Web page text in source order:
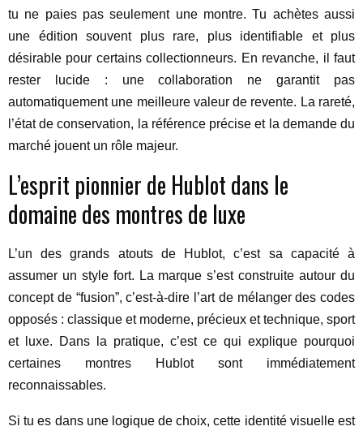
tu ne paies pas seulement une montre. Tu achètes aussi
une édition souvent plus rare, plus identifiable et plus
désirable pour certains collectionneurs. En revanche, il faut
rester lucide : une collaboration ne garantit pas
automatiquement une meilleure valeur de revente. La rareté,
l’état de conservation, la référence précise et la demande du
marché jouent un rôle majeur.
L’esprit pionnier de Hublot dans le
domaine des montres de luxe
L’un des grands atouts de Hublot, c’est sa capacité à
assumer un style fort. La marque s’est construite autour du
concept de “fusion”, c’est-à-dire l’art de mélanger des codes
opposés : classique et moderne, précieux et technique, sport
et luxe. Dans la pratique, c’est ce qui explique pourquoi
certaines montres Hublot sont immédiatement
reconnaissables.
Si tu es dans une logique de choix, cette identité visuelle est